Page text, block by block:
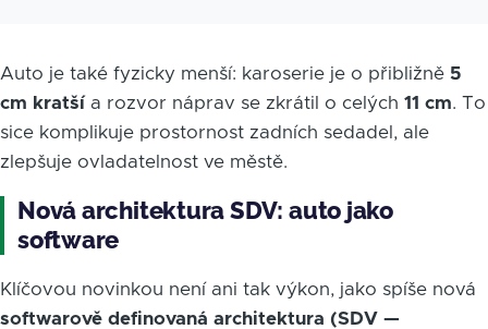
Auto je také fyzicky menší: karoserie je o přibližně 5
cm kratší a rozvor náprav se zkrátil o celých 11 cm. To
sice komplikuje prostornost zadních sedadel, ale
zlepšuje ovladatelnost ve městě.
Nová architektura SDV: auto jako
software
Klíčovou novinkou není ani tak výkon, jako spíše nová
softwarově definovaná architektura (SDV —